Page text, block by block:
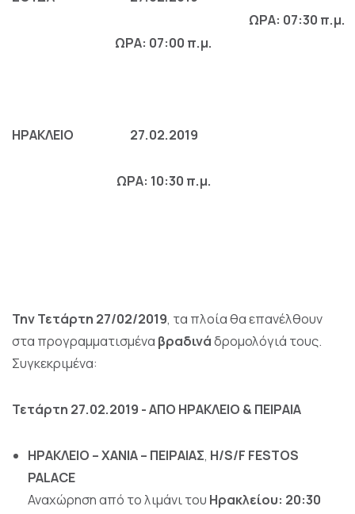
ΩΡΑ: 07:00 π.μ.
ΩΡΑ: 07:30 π.μ.
HΡΑΚΛΕΙΟ 27.02.2019
ΩΡΑ: 10:30 π.μ.
Την Τετάρτη 27/02/2019, τα πλοία θα επανέλθουν
στα προγραμματισμένα βραδινάδρομολόγιά τους.
Συγκεκριμένα:
Τετάρτη 27.02.2019 - ΑΠΟ ΗΡΑΚΛΕΙΟ & ΠΕΙΡΑΙΑ
ΗΡΑΚΛΕΙΟ – ΧΑΝΙΑ – ΠΕΙΡΑΙΑΣ, H/S/F FESTOS
PALACE
Αναχώρηση από το λιμάνι του Ηρακλείου: 20:30